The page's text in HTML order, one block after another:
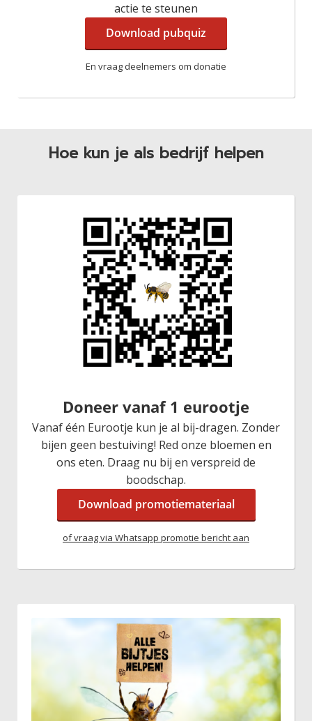
actie te steunen
Download pubquiz
En vraag deelnemers om donatie
Hoe kun je als bedrijf helpen
Doneer vanaf 1 eurootje
Vanaf één Eurootje kun je al bij-dragen. Zonder
bijen geen bestuiving! Red onze bloemen en
ons eten. Draag nu bij en verspreid de
boodschap.
Download promotiemateriaal
of vraag via Whatsapp promotie bericht aan